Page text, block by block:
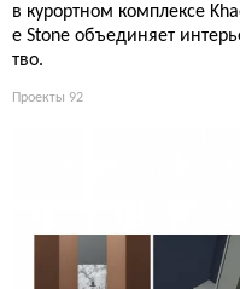
в курортном комплексе
e Stone объединяет
тво.
Проекты 92